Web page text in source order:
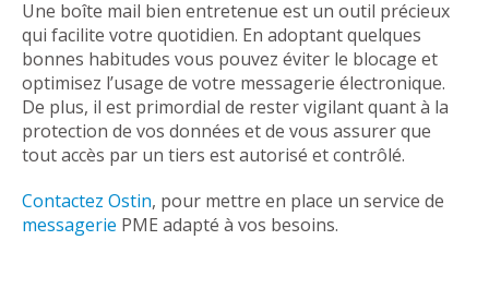
Une boîte mail bien entretenue est un outil précieux
qui facilite votre quotidien. En adoptant quelques
bonnes habitudes vous pouvez éviter le blocage et
optimisez l’usage de votre messagerie électronique.
De plus, il est primordial de rester vigilant quant à la
protection de vos données et de vous assurer que
tout accès par un tiers est autorisé et contrôlé.
Contactez Ostin, pour mettre en place un service de
messagerie PME adapté à vos besoins.